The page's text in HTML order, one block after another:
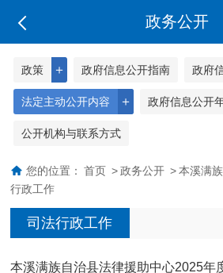
政务公开
＋
政策 政府信息公开指南 政府
＋
法定主动公开内容 政府信息公开
公开机构与联系方式
您的位置： 首页 > 政务公开 > 本溪满
行政工作
司法行政工作
本溪满族自治县法律援助中心2025年